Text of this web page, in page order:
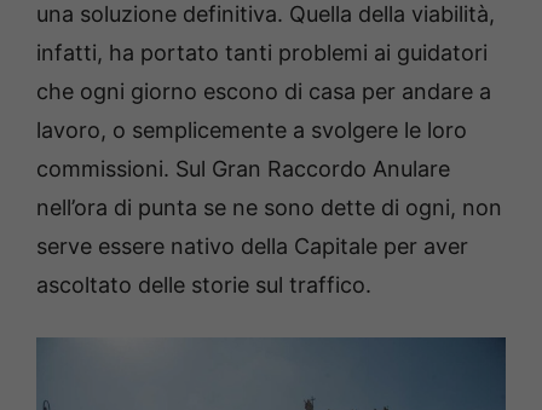
una soluzione definitiva. Quella della viabilità,
infatti, ha portato tanti problemi ai guidatori
che ogni giorno escono di casa per andare a
lavoro, o semplicemente a svolgere le loro
commissioni. Sul Gran Raccordo Anulare
nell’ora di punta se ne sono dette di ogni, non
serve essere nativo della Capitale per aver
ascoltato delle storie sul traffico.